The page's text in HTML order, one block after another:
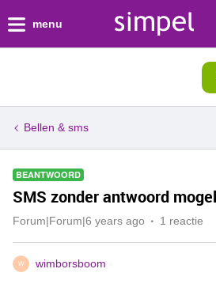
menu
Bellen & sms
BEANTWOORD
SMS zonder antwoord
Forum|Forum|6 years ago 1 reactie
W wimborsboom